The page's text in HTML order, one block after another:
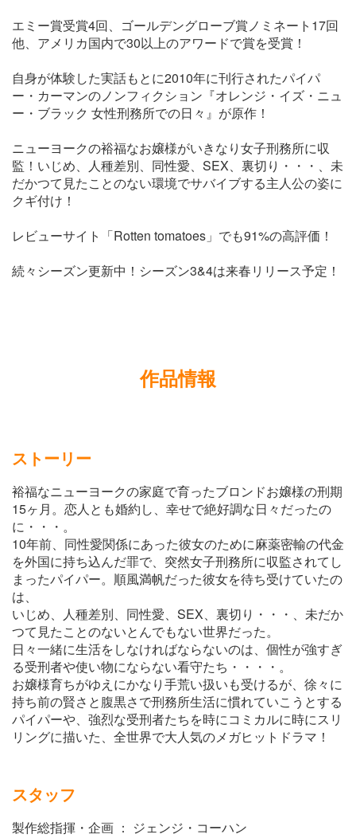
エミー賞受賞4回、ゴールデングローブ賞ノミネート17回
他、アメリカ国内で30以上のアワードで賞を受賞！
自身が体験した実話もとに2010年に刊行されたパイパ
ー・カーマンのノンフィクション『オレンジ・イズ・ニュ
ー・ブラック 女性刑務所での日々』が原作！
ニューヨークの裕福なお嬢様がいきなり女子刑務所に収
監！いじめ、人種差別、同性愛、SEX、裏切り・・・、未
だかつて見たことのない環境でサバイブする主人公の姿に
クギ付け！
レビューサイト「Rotten tomatoes」でも91%の高評価！
続々シーズン更新中！シーズン3&4は来春リリース予定！
作品情報
ストーリー
裕福なニューヨークの家庭で育ったブロンドお嬢様の刑期
15ヶ月。恋人とも婚約し、幸せで絶好調な日々だったの
に・・・。
10年前、同性愛関係にあった彼女のために麻薬密輸の代金
を外国に持ち込んだ罪で、突然女子刑務所に収監されてし
まったパイパー。順風満帆だった彼女を待ち受けていたの
は、
いじめ、人種差別、同性愛、SEX、裏切り・・・、未だか
つて見たことのないとんでもない世界だった。
日々一緒に生活をしなければならないのは、個性が強すぎ
る受刑者や使い物にならない看守たち・・・・。
お嬢様育ちがゆえにかなり手荒い扱いも受けるが、徐々に
持ち前の賢さと腹黒さで刑務所生活に慣れていこうとする
パイパーや、強烈な受刑者たちを時にコミカルに時にスリ
リングに描いた、全世界で大人気のメガヒットドラマ！
スタッフ
製作総指揮・企画 ： ジェンジ・コーハン